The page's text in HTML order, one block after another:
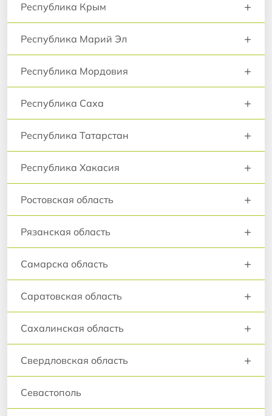
Республика Крым +
Республика Марий Эл +
Республика Мордовия +
Республика Саха +
Республика Татарстан +
Республика Хакасия +
Ростовская область +
Рязанская область +
Самарска область +
Саратовская область +
Сахалинская область +
Свердловская область +
Севастополь